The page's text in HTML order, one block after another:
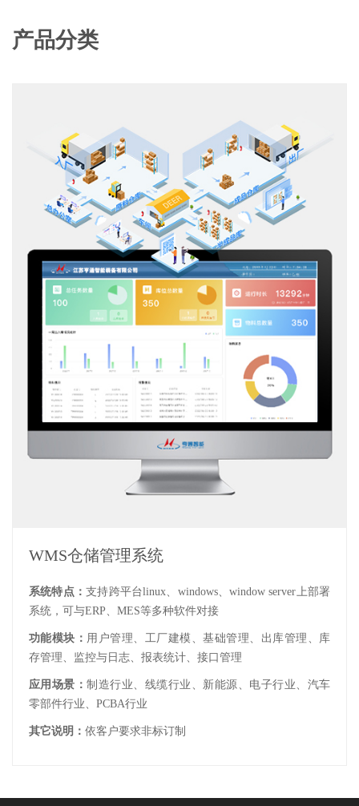
产品分类
WMS仓储管理系统
系统特点：支持跨平台linux、windows、window server上部署
系统，可与ERP、MES等多种软件对接
功能模块： 用户管理、工厂建模、基础管理、出库管理、库
存管理、监控与日志、报表统计、接口管理
应用场景：制造行业、线缆行业、新能源、电子行业、汽车
零部件行业、PCBA行业
其它说明： 依客户要求非标订制